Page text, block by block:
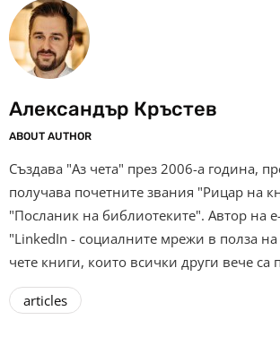
Александър Кръстев
ABOUT AUTHOR
Създава "Аз чета" през 2006-а година,
получава почетните звания "Рицар на
"Посланик на библиотеките". Автор на
"LinkedIn - социалните мрежи в полза
чете книги, които всички други вече са
articles